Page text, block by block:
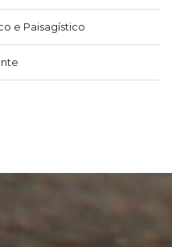
e Paisagístico